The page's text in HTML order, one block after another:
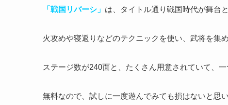
「戦国リバーシ」 は、タイトル通り戦国時代が舞台
火攻めや寝返りなどのテクニックを使い、 武将を集
ステージ数が240面と、たくさん用意されていて、
無料なので、試しに一度遊んでみても損はないと思